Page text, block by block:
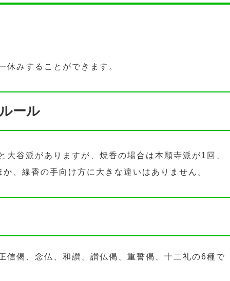
休みすることができます。
ール
大谷派がありますが、焼香の場合は本願寺派が1回、
、線香の手向け方に大きな違いはありません。
信偈、念仏、和讃、讃仏偈、重誓偈、十二礼の6種で